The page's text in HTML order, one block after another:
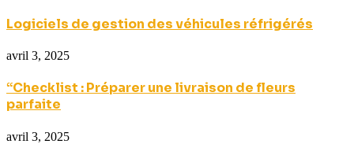
Logiciels de gestion des véhicules réfrigérés
avril 3, 2025
“Checklist : Préparer une livraison de fleurs
parfaite
avril 3, 2025